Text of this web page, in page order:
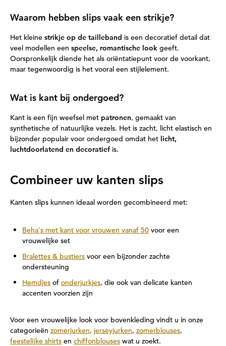
Waarom hebben slips vaak een strikje?
Het kleine strikje op de tailleband is een decoratief detail dat
veel modellen een speelse, romantische look geeft.
Oorspronkelijk diende het als oriëntatiepunt voor de voorkant,
maar tegenwoordig is het vooral een stijlelement.
Wat is kant bij ondergoed?
Kant is een fijn weefsel met patronen, gemaakt van
synthetische of natuurlijke vezels. Het is zacht, licht elastisch en
bijzonder populair voor ondergoed omdat het licht,
luchtdoorlatend en decoratief is.
Combineer uw kanten slips
Kanten slips kunnen ideaal worden gecombineerd met:
Beha's met kant voor vrouwen vanaf 50 voor een
vrouwelijke set
Bralettes & bustiers voor een bijzonder zachte
ondersteuning
Hemdjes of onderjurkjes, die ook van delicate kanten
accenten voorzien zijn
Voor een vrouwelijke look voor bovenkleding vindt u in onze
categorieën zomerjurken, jerseyjurken, zomerblouses,
feestelijke shirts en chiffonblouses wat u zoekt.